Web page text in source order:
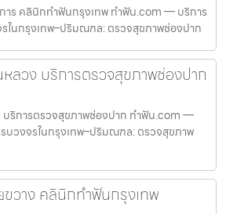
ร คลินิกทำฟันกรุงเทพ ทำฟัน.com — บริการ
นกรุงเทพ–ปริมณฑล: ตรวจสุขภาพช่องปาก
ลวง บริการตรวจสุขภาพช่องปาก
ริการตรวจสุขภาพช่องปาก ทำฟัน.com —
วงจรในกรุงเทพ–ปริมณฑล: ตรวจสุขภาพ
วาง คลินิกทำฟันกรุงเทพ